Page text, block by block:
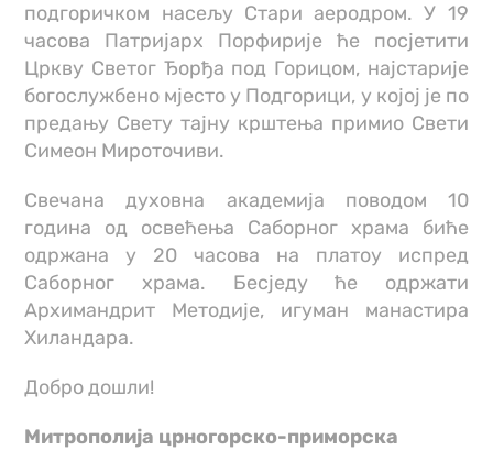
подгоричком насељу Стари аеродром. У 19
часова Патријарх Порфирије ће посјетити
Цркву Светог Ђорђа под Горицом, најстарије
богослужбено мјесто у Подгорици, у којој је по
предању Свету тајну крштења примио Свети
Симеон Мироточиви.
Свечана духовна академија поводом 10
година од освећења Саборног храма биће
одржана у 20 часова на платоу испред
Саборног храма. Бесједу ће одржати
Архимандрит Методије, игуман манастира
Хиландара.
Добро дошли!
Митрополијa црногорско-приморскa